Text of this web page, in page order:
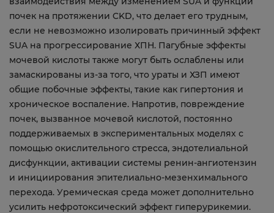
почек на протяжении CKD, что делает его трудным,
если не невозможно изолировать причинный эффект
SUA на прогрессирование ХПН. Пагубные эффекты
мочевой кислоты также могут быть ослаблены или
замаскированы из-за того, что ураты и ХЗП имеют
общие побочные эффекты, такие как гипертония и
хроническое воспаление. Напротив, повреждение
почек, вызванное мочевой кислотой, постоянно
поддерживаемых в экспериментальных моделях с
помощью окислительного стресса, эндотелиальной
дисфункции, активации системы ренин-ангиотензин
и инициирования эпителиально-мезенхимального
перехода. Уремическая среда может дополнительно
усилить нефротоксический эффект гиперурикемии.